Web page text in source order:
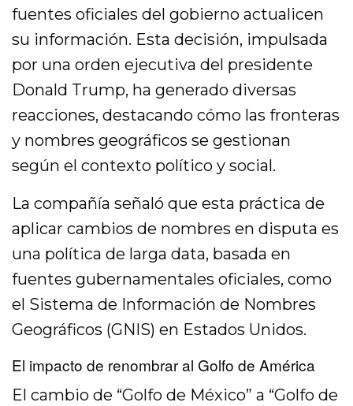
fuentes oficiales del gobierno actualicen
su información. Esta decisión, impulsada
por una orden ejecutiva del presidente
Donald Trump, ha generado diversas
reacciones, destacando cómo las fronteras
y nombres geográficos se gestionan
según el contexto político y social.
La compañía señaló que esta práctica de
aplicar cambios de nombres en disputa es
una política de larga data, basada en
fuentes gubernamentales oficiales, como
el Sistema de Información de Nombres
Geográficos (GNIS) en Estados Unidos.
El impacto de renombrar al Golfo de América
El cambio de “Golfo de México” a “Golfo de